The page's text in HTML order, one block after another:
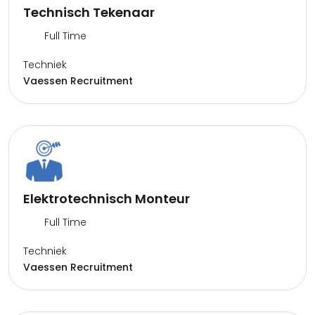
Technisch Tekenaar
Full Time
Techniek
Vaessen Recruitment
Elektrotechnisch Monteur
Full Time
Techniek
Vaessen Recruitment